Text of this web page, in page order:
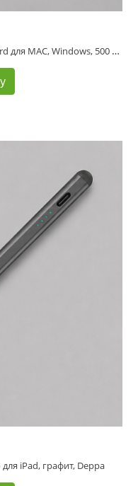
Беспроводная клавиатура Air Keyboard для MAC, Windows, 500 мАч, алюминий, белый, Deppa
iPad, графит, Deppa